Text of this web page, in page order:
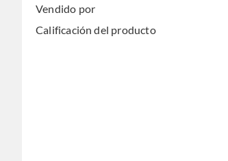
Vendido por
Calificación del producto